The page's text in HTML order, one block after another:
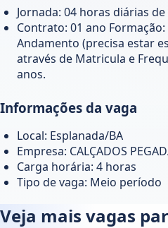
Jornada: 04 horas diárias
Contrato: 01 ano
Andamento (precisa estar
através de Matricula e
anos.
Informações da vaga
Local: Esplanada/BA
Empresa: CALÇADOS
Carga horária: 4 horas
Tipo de vaga: Meio período
Veja mais vagas